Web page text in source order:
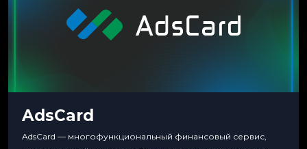
AdsCard
AdsCard — многофункциональный финансовый сервис,